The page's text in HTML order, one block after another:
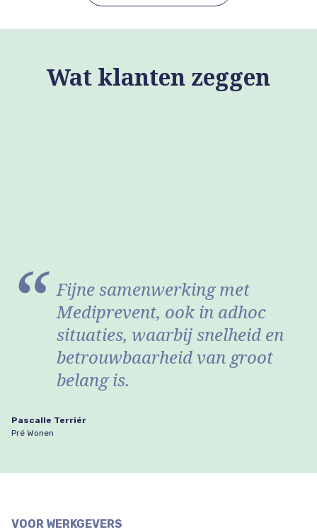
Wat klanten zeggen
Fijne samenwerking met
Mediprevent, ook in adhoc
situaties, waarbij snelheid en
betrouwbaarheid van groot
belang is.
Pascalle Terriér
Pré Wonen
VOOR WERKGEVERS